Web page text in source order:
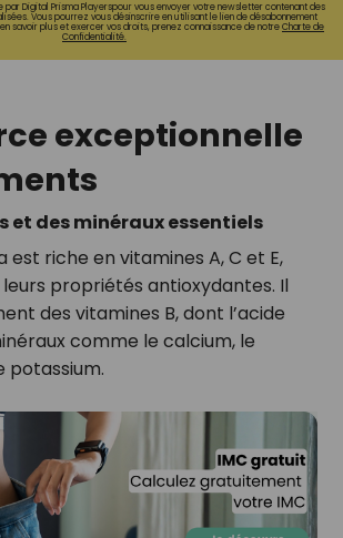
Digital Prisma Playerspour vous envoyer votre newsletter contenant des
Vous pourrez vous désinscrire en utilisant le lien de désabonnement
savoir plus et exercer vos droits, prenez connaissance de notreCharte de
Confidentialité.
exceptionnelle
et des minéraux essentiels
est riche en vitamines A, C et E,
propriétés antioxydantes. Il
des vitamines B, dont l’acide
comme le calcium, le
potassium.